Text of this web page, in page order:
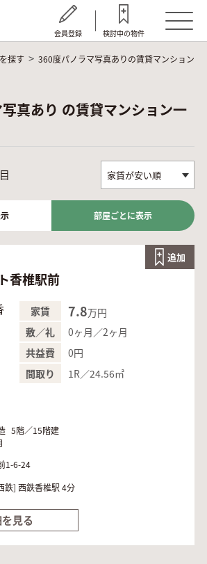
会員登録 検討中の物件
探す
360度パノラマ写真ありの賃貸マンション
真あり の賃貸マンション一
部屋ごとに表示
香椎駅前
追加
家賃 7.8万円
敷／礼
0ヶ月／2ヶ月
共益費
0円
間取り
1R／24.56㎡
5階／15階建
1-6-24
鉄] 西鉄香椎駅 4分
見る